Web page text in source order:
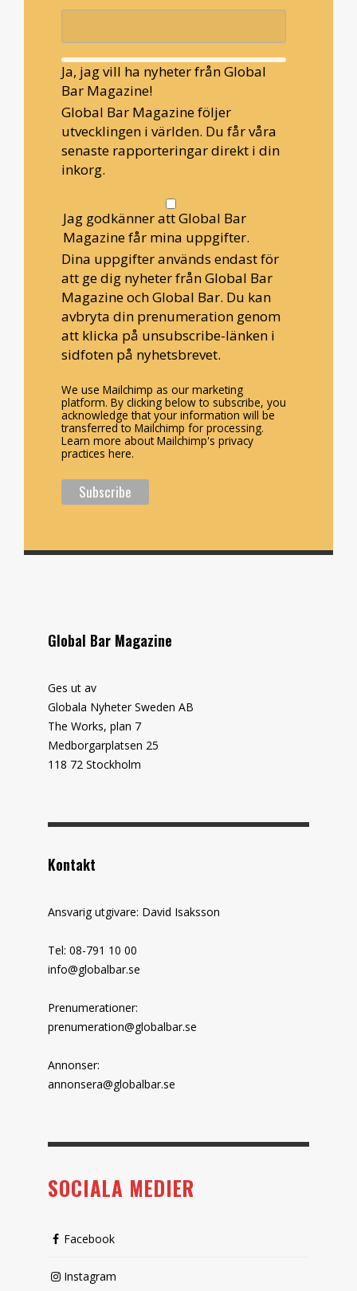
Ja, jag vill ha nyheter från Global
Bar Magazine!
Global Bar Magazine följer
utvecklingen i världen. Du får våra
senaste rapporteringar direkt i din
inkorg.
Jag godkänner att Global Bar
Magazine får mina uppgifter.
Dina uppgifter används endast för
att ge dig nyheter från Global Bar
Magazine och Global Bar. Du kan
avbryta din prenumeration genom
att klicka på unsubscribe-länken i
sidfoten på nyhetsbrevet.
We use Mailchimp as our marketing
platform. By clicking below to subscribe, you
acknowledge that your information will be
transferred to Mailchimp for processing.
Learn more about Mailchimp's privacy
practices here.
Global Bar Magazine
Ges ut av
Globala Nyheter Sweden AB
The Works, plan 7
Medborgarplatsen 25
118 72 Stockholm
Kontakt
Ansvarig utgivare: David Isaksson
Tel: 08-791 10 00
info@globalbar.se
Prenumerationer:
prenumeration@globalbar.se
Annonser:
annonsera@globalbar.se
SOCIALA MEDIER
Facebook
Instagram